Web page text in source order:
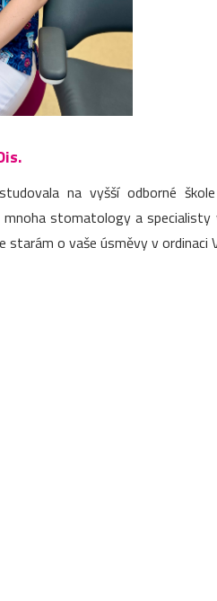
na vyšší odborné
mnoha stomatology a
starám o vaše úsměvy v ordinaci